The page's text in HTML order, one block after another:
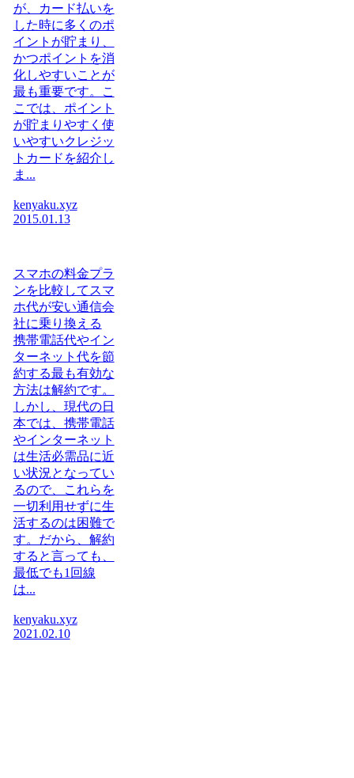
が、カード払いを
した時に多くのポ
イントが貯まり、
かつポイントを消
化しやすいことが
最も重要です。こ
こでは、ポイント
が貯まりやすく使
いやすいクレジッ
トカードを紹介し
ま...
kenyaku.xyz
2015.01.13
スマホの料金プラ
ンを比較してスマ
ホ代が安い通信会
社に乗り換える
携帯電話代やイン
ターネット代を節
約する最も有効な
方法は解約です。
しかし、現代の日
本では、携帯電話
やインターネット
は生活必需品に近
い状況となってい
るので、これらを
一切利用せずに生
活するのは困難で
す。だから、解約
すると言っても、
最低でも1回線
は...
kenyaku.xyz
2021.02.10